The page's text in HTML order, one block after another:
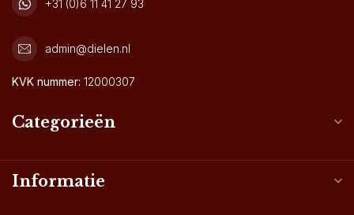
+31 (0)6 11 41 27 93
admin@dielen.nl
KVK nummer: 12000307
Categorieën
Informatie